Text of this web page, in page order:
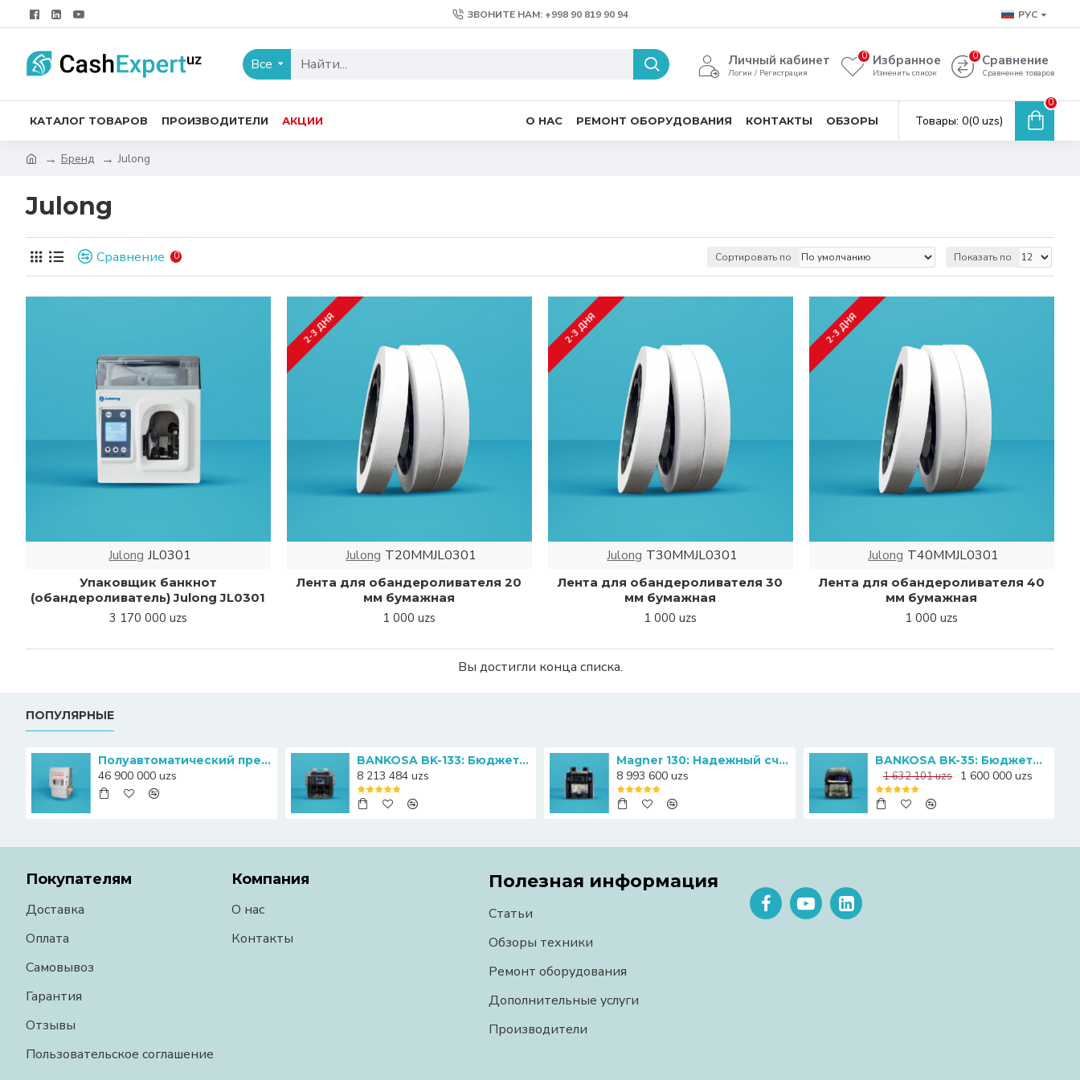
ЗВОНИТЕ НАМ: +998 90 819 90 94 РУС
Все Личный кабинет
Логин / Регистрация
Избранное
Изменить список
0 Сравнение
Сравнение товаров
0
КАТАЛОГ ТОВАРОВ ПРОИЗВОДИТЕЛИ АКЦИИ О НАС РЕМОНТ ОБОРУДОВАНИЯ КОНТАКТЫ ОБЗОРЫ Товары: 0(0 uzs)
0
Бренд Julong
Julong
Сравнение 0 Сортировать по Показать по
Julong JL0301
Упаковщик банкнот
(обандероливатель) Julong JL0301
3 170 000 uzs
2-3 ДНЯ
Julong T20MMJL0301
Лента для обандероливателя 20
мм бумажная
1 000 uzs
2-3 ДНЯ
Julong T30MMJL0301
Лента для обандероливателя 30
мм бумажная
1 000 uzs
2-3 ДНЯ
Julong T40MMJL0301
Лента для обандероливателя 40
мм бумажная
1 000 uzs
Вы достигли конца списка.
ПОПУЛЯРНЫЕ
Полуавтоматический пресс-упаковщик банкнот Canny S20
46 900 000 uzs
BANKOSA BK-133: Бюджетный счетчик банкнот с функцией определения номиналов
8 213 484 uzs
Magner 130: Надежный счетчик банкнот с функцией определением номинала
8 993 600 uzs
BANKOSA BK-35: Бюджетный счетчик банкнот для малого и среднего бизнеса
1 632 101 uzs
1 600 000 uzs
Покупателям
Доставка
Оплата
Самовывоз
Гарантия
Отзывы
Пользовательское соглашение
Компания
О нас
Контакты
Полезная информация
Статьи
Обзоры техники
Ремонт оборудования
Дополнительные услуги
Производители